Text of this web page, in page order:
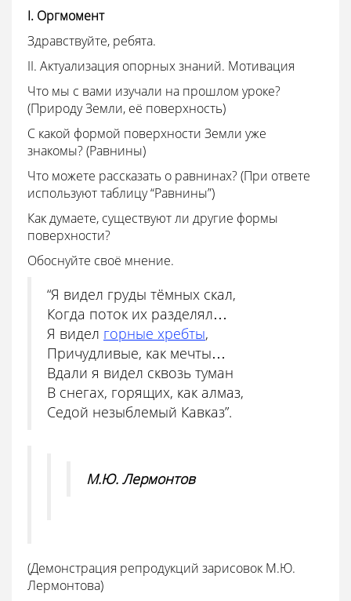
I. Оргмомент
Здравствуйте, ребята.
II. Актуализация опорных знаний. Мотивация
Что мы с вами изучали на прошлом уроке?
(Природу Земли, её поверхность)
С какой формой поверхности Земли уже
знакомы? (Равнины)
Что можете рассказать о равнинах? (При ответе
используют таблицу “Равнины”)
Как думаете, существуют ли другие формы
поверхности?
Обоснуйте своё мнение.
“Я видел груды тёмных скал,
Когда поток их разделял…
Я видел горные хребты,
Причудливые, как мечты…
Вдали я видел сквозь туман
В снегах, горящих, как алмаз,
Седой незыблемый Кавказ”.
М.Ю. Лермонтов
(Демонстрация репродукций зарисовок М.Ю.
Лермонтова)